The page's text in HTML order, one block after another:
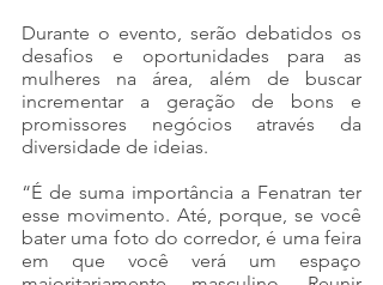
Durante o evento, serão debatidos os
desafios e oportunidades para as
mulheres na área, além de buscar
incrementar a geração de bons e
promissores negócios através da
diversidade de ideias.
“É de suma importância a Fenatran ter
esse movimento. Até, porque, se você
bater uma foto do corredor, é uma feira
em que você verá um espaço